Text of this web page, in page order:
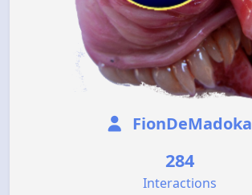
FionDeMadoka
284
Interactions